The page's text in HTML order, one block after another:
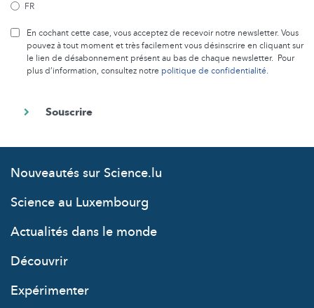
FR
En cochant cette case, vous acceptez de recevoir notre newsletter. Vous
pouvez à tout moment et très facilement vous désinscrire en cliquant sur
le lien de désabonnement présent au bas de chaque newsletter. Pour
plus d’information, consultez notre politique de confidentialité.
Nouveautés sur Science.lu
Science au Luxembourg
Actualités dans le monde
Découvrir
Expérimenter